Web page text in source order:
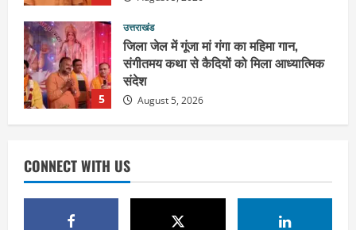
5
उत्तराखंड
जिला जेल में गूंजा मां गंगा का महिमा गान,
संगीतमय कथा से कैदियों को मिला आध्यात्मिक
संदेश
August 5, 2026
1
कार्यकारिणी में बड़ी जिम्मेदारी, संगठन को मिले
नए चेहरे
CONNECT WITH US